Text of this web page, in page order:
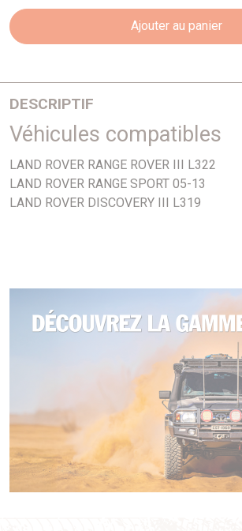
Ajouter au panier
DESCRIPTIF
4,4i
Véhicules compatibles
LAND ROVER RANGE ROVER III L322
LAND ROVER RANGE SPORT 05-13
LAND ROVER DISCOVERY III L319